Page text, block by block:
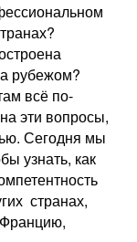
рубежом?
всё по-
эти вопросы,
Сегодня мы
узнать, как
странах,
Францию,